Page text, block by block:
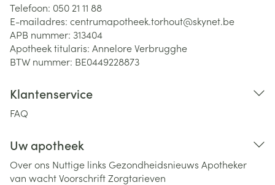
Telefoon: 050 21 11 88
E-mailadres: centrumapotheek.torhout@skynet.be
APB nummer: 313404
Apotheek titularis: Annelore Verbrugghe
BTW nummer: BE0449228873
Klantenservice
FAQ
Uw apotheek
Over ons Nuttige links Gezondheidsnieuws Apotheker
van wachtVoorschriftZorgtarieven